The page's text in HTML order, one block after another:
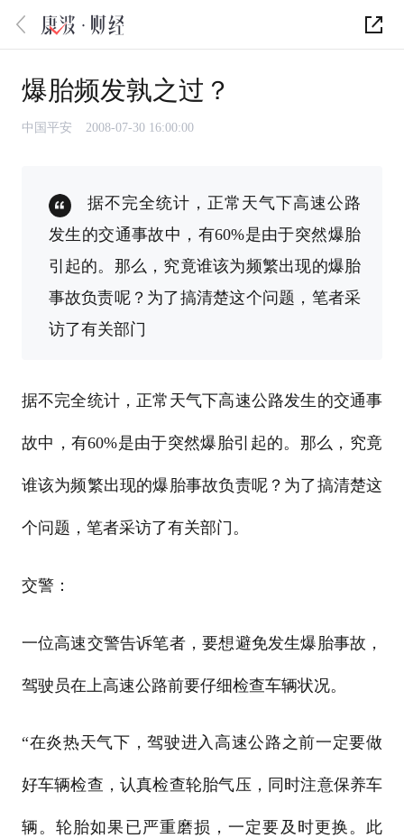
爆胎频发孰之过？
中国平安 2008-07-30 16:00:00
据不完全统计，正常天气下高速公路
发生的交通事故中，有60%是由于突然爆胎
引起的。那么，究竟谁该为频繁出现的爆胎
事故负责呢？为了搞清楚这个问题，笔者采
访了有关部门
据不完全统计，正常天气下高速公路发生的交通事
故中，有60%是由于突然爆胎引起的。那么，究竟
谁该为频繁出现的爆胎事故负责呢？为了搞清楚这
个问题，笔者采访了有关部门。
交警：
一位高速交警告诉笔者，要想避免发生爆胎事故，
驾驶员在上高速公路前要仔细检查车辆状况。
“在炎热天气下，驾驶进入高速公路之前一定要做
好车辆检查，认真检查轮胎气压，同时注意保养车
辆。轮胎如果已严重磨损，一定要及时更换。此